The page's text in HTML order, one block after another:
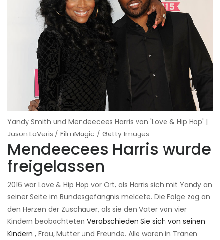
Yandy Smith und Mendeecees Harris von 'Love & Hip Hop' |
Jason LaVeris / FilmMagic / Getty Images
Mendeecees Harris wurde
freigelassen
2016 war Love & Hip Hop vor Ort, als Harris sich mit Yandy an
seiner Seite im Bundesgefängnis meldete. Die Folge zog an
den Herzen der Zuschauer, als sie den Vater von vier
Kindern beobachteten Verabschieden Sie sich von seinen
Kindern , Frau, Mutter und Freunde. Alle waren in Tränen